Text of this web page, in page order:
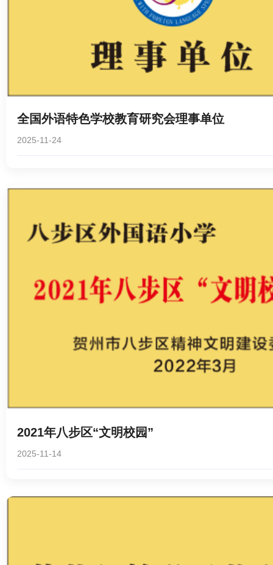
全国外语特色学校教育研究会理事单位
2025-11-24
2021年八步区“文明校园”
2025-11-14